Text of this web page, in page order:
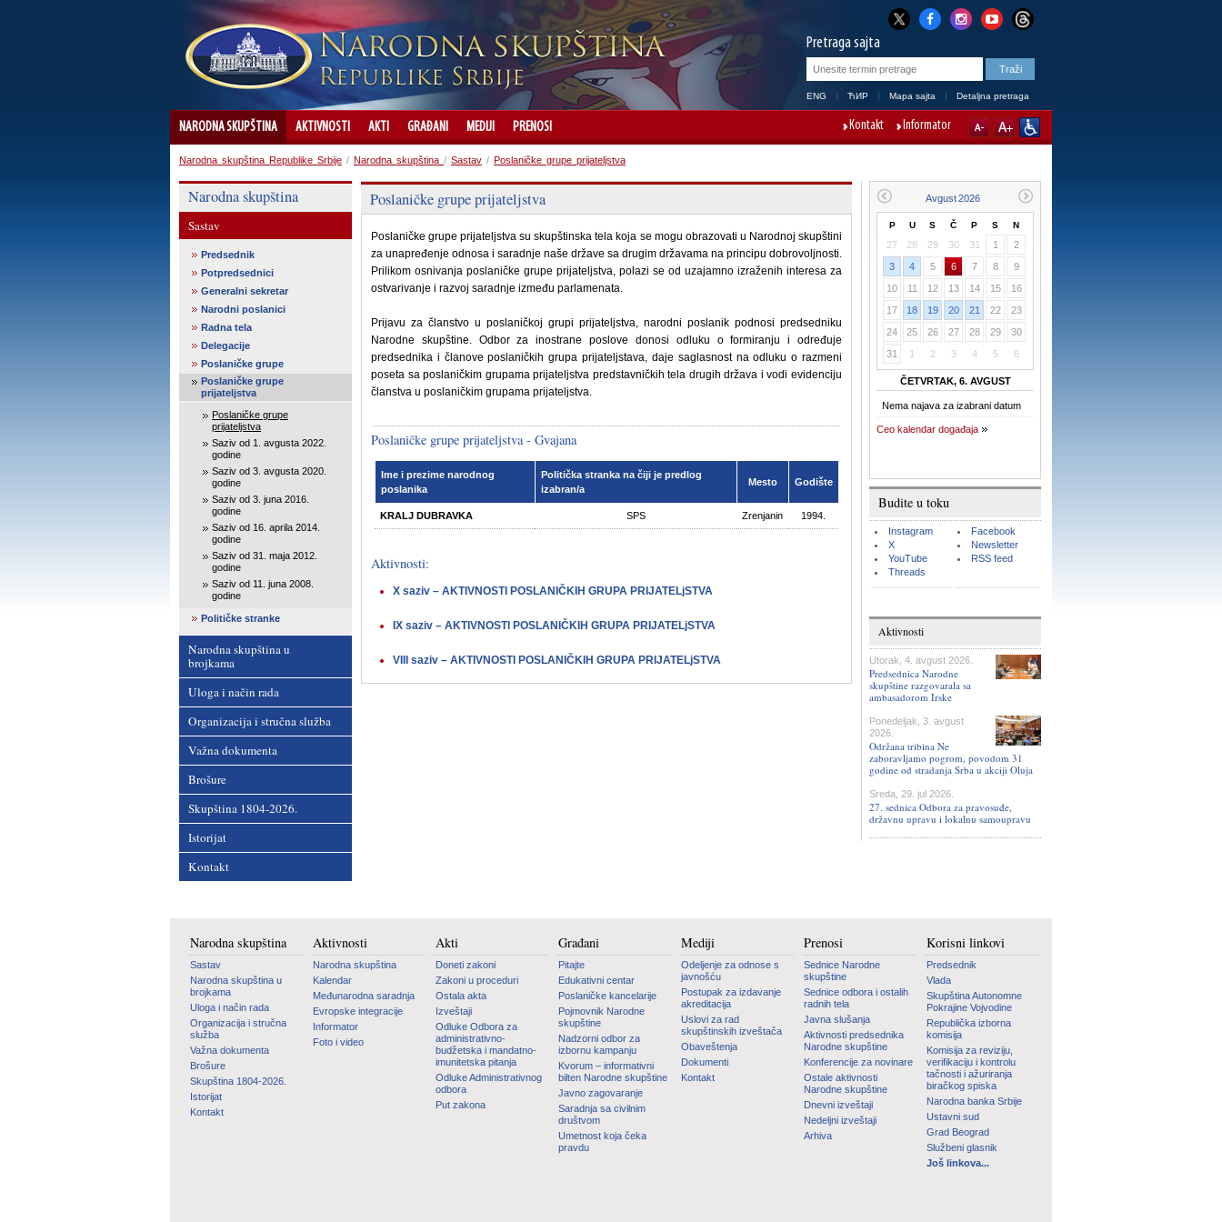
Pretraga sajta
ENG ЋИР Mapa sajta Detaljna pretraga
NARODNA SKUPŠTINA AKTIVNOSTI AKTI GRAĐANI MEDIJI PRENOSI Kontakt Informator
Narodna skupština Republike Srbije / Narodna skupština / Sastav / Poslaničke grupe prijateljstva
Narodna skupština
Sastav
Predsednik
Potpredsednici
Generalni sekretar
Narodni poslanici
Radna tela
Delegacije
Poslaničke grupe
Poslaničke grupe
prijateljstva
Poslaničke grupe
prijateljstva
Saziv od 1. avgusta 2022.
godine
Saziv od 3. avgusta 2020.
godine
Saziv od 3. juna 2016.
godine
Saziv od 16. aprila 2014.
godine
Saziv od 31. maja 2012.
godine
Saziv od 11. juna 2008.
godine
Političke stranke
Narodna skupština u
brojkama
Uloga i način rada
Organizacija i stručna služba
Važna dokumenta
Brošure
Skupština 1804-2026.
Istorijat
Kontakt
Poslaničke grupe prijateljstva
Poslaničke grupe prijateljstva su skupštinska tela koja se mogu obrazovati u Narodnoj skupštini
za unapređenje odnosa i saradnje naše države sa drugim državama na principu dobrovoljnosti.
Prilikom osnivanja poslaničke grupe prijateljstva, polazi se od uzajamno izraženih interesa za
ostvarivanje i razvoj saradnje između parlamenata.
Prijavu za članstvo u poslaničkoj grupi prijateljstva, narodni poslanik podnosi predsedniku
Narodne skupštine. Odbor za inostrane poslove donosi odluku o formiranju i određuje
predsednika i članove poslaničkih grupa prijateljstava, daje saglasnost na odluku o razmeni
poseta sa poslaničkim grupama prijateljstva predstavničkih tela drugih država i vodi evidenciju
članstva u poslaničkim grupama prijateljstva.
Poslaničke grupe prijateljstva - Gvajana
Ime i prezime narodnog
poslanika
Politička stranka na čiji je predlog
izabran/a
Mesto Godište
KRALJ DUBRAVKA SPS Zrenjanin 1994.
Aktivnosti:
X saziv – AKTIVNOSTI POSLANIČKIH GRUPA PRIJATELjSTVA
IX saziv – AKTIVNOSTI POSLANIČKIH GRUPA PRIJATELjSTVA
VIII saziv – AKTIVNOSTI POSLANIČKIH GRUPA PRIJATELjSTVA
P U S Č P S N
27 28 29 30 31 1
2
3
4 5 6 7 8
9
10
11 12 13 14 15
16
17
18 19 20 21 22
23
24
25 26 27 28 29
30
31
1 2 3 4 5 6
ČETVRTAK, 6. AVGUST
Nema najava za izabrani datum
Ceo kalendar događaja
Budite u toku
Instagram
X
YouTube
Threads
Facebook
Newsletter
RSS feed
Aktivnosti
Utorak, 4. avgust 2026.
Predsednica Narodne
skupštine razgovarala sa
ambasadorom Irske
Ponedeljak, 3. avgust
2026.
Održana tribina Ne
zaboravljamo pogrom, povodom 31
godine od stradanja Srba u akciji Oluja
Sreda, 29. jul 2026.
27. sednica Odbora za pravosuđe,
državnu upravu i lokalnu samoupravu
Narodna skupština
Sastav
Narodna skupština u
brojkama
Uloga i način rada
Organizacija i stručna
služba
Važna dokumenta
Brošure
Skupština 1804-2026.
Istorijat
Kontakt
Aktivnosti
Narodna skupština
Kalendar
Međunarodna saradnja
Evropske integracije
Informator
Foto i video
Akti
Doneti zakoni
Zakoni u proceduri
Ostala akta
Izveštaji
Odluke Odbora za
administrativno-
budžetska i mandatno-
imunitetska pitanja
Odluke Administrativnog
odbora
Put zakona
Građani
Pitajte
Edukativni centar
Poslaničke kancelarije
Pojmovnik Narodne
skupštine
Nadzorni odbor za
izbornu kampanju
Kvorum – informativni
bilten Narodne skupštine
Javno zagovaranje
Saradnja sa civilnim
društvom
Umetnost koja čeka
pravdu
Mediji
Odeljenje za odnose s
javnošću
Postupak za izdavanje
akreditacija
Uslovi za rad
skupštinskih izveštača
Obaveštenja
Dokumenti
Kontakt
Prenosi
Sednice Narodne
skupštine
Sednice odbora i ostalih
radnih tela
Javna slušanja
Aktivnosti predsednika
Narodne skupštine
Konferencije za novinare
Ostale aktivnosti
Narodne skupštine
Dnevni izveštaji
Nedeljni izveštaji
Arhiva
Korisni linkovi
Predsednik
Vlada
Skupština Autonomne
Pokrajine Vojvodine
Republička izborna
komisija
Komisija za reviziju,
verifikaciju i kontrolu
tačnosti i ažuriranja
biračkog spiska
Narodna banka Srbije
Ustavni sud
Grad Beograd
Službeni glasnik
Još linkova...